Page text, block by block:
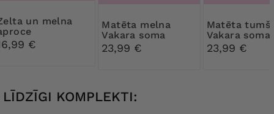
€
Matēta melna
Vakara soma
23,99 €
Matēta tumši zila
Vakara soma
23,99 €
LĪDZĪGI KOMPLEKTI: